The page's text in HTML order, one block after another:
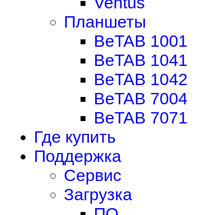
Планшеты
BeTAB 1001
BeTAB 1041
BeTAB 1042
BeTAB 7004
BeTAB 7071
Где купить
Поддержка
Сервис
Загрузка